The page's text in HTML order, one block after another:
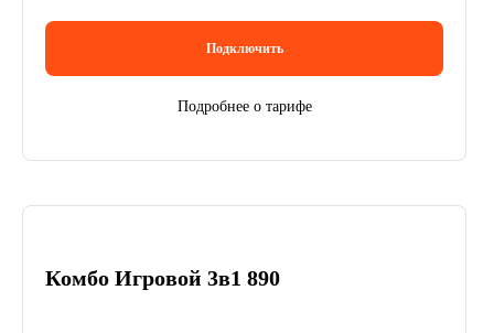
Подключить
Подробнее о тарифе
Комбо Игровой 3в1 890